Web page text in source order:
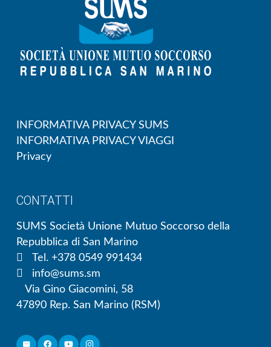
INFORMATIVA PRIVACY SUMS
INFORMATIVA PRIVACY VIAGGI
Privacy
CONTATTI
SUMS Società Unione Mutuo Soccorso della
Repubblica di San Marino
Tel. +378 0549 991434
info@sums.sm
Via Gino Giacomini, 58
47890 Rep. San Marino (RSM)